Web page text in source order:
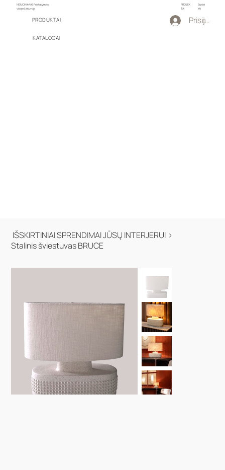
NEMOKAMAS Pristatymas
visoje Lietuvoje
PROJEK
TAI
Susiei
kti
PRODUKTAI
KATALOGAI
Prisijungti
IŠSKIRTINIAI SPRENDIMAI JŪSŲ INTERJERUI >
Stalinis šviestuvas BRUCE